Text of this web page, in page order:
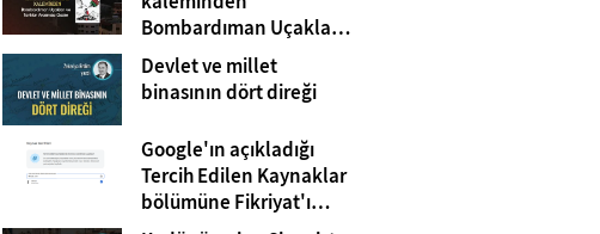
Bombardıman Uçakları
ve Tanklar Arasında
Gazze
Devlet ve millet
binasının dört direği
Google'ın açıkladığı
Tercih Edilen Kaynaklar
bölümüne Fikriyat'ı